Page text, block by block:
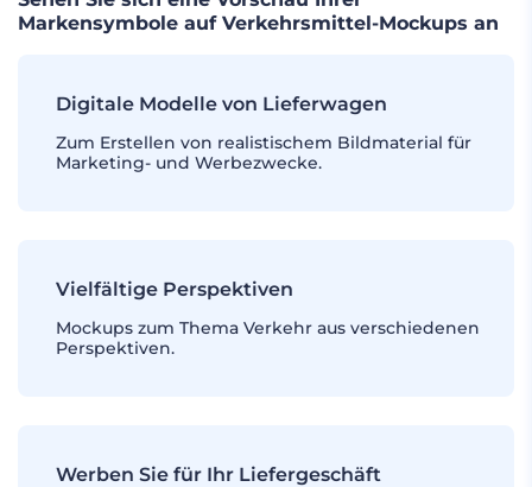
Markensymbole auf Verkehrsmittel-Mockups an
Digitale Modelle von Lieferwagen
Zum Erstellen von realistischem Bildmaterial für
Marketing- und Werbezwecke.
Vielfältige Perspektiven
Mockups zum Thema Verkehr aus verschiedenen
Perspektiven.
Werben Sie für Ihr Liefergeschäft